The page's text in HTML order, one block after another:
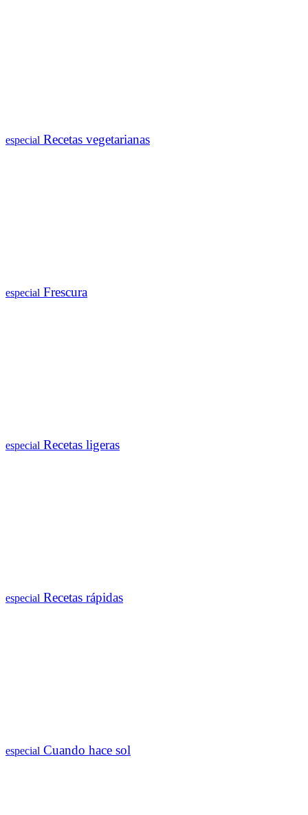
especial Recetas vegetarianas
especial Frescura
especial Recetas ligeras
especial Recetas rápidas
especial Cuando hace sol